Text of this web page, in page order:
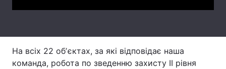
На всіх 22 обʼєктах, за які відповідає наша
команда, робота по зведенню захисту ІІ рівня